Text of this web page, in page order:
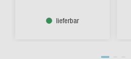
lieferbar